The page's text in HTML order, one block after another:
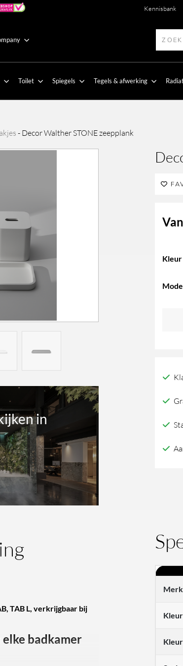
Kennisbank
Toilet Spiegels Tegels & afwerking
- Decor Walther STONE zeepplank
in
Kleur
aantal
TAB L, verkrijgbaar bij
badkamer
Merk
Kleur